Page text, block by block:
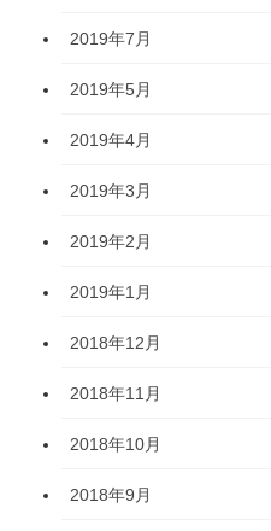
2019年7月
2019年5月
2019年4月
2019年3月
2019年2月
2019年1月
2018年12月
2018年11月
2018年10月
2018年9月